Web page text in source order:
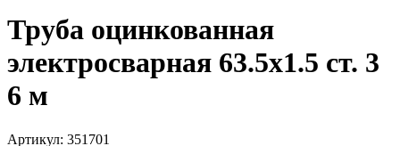
Труба оцинкованная
электросварная 63.5х1.5 ст. 3
6 м
Артикул: 351701